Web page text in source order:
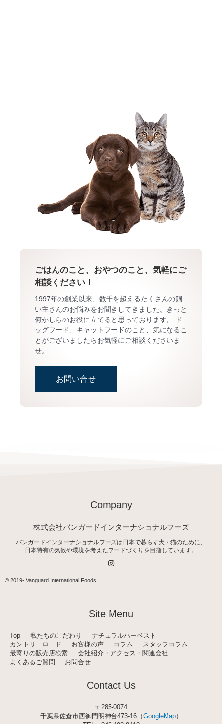
ごはんのこと、おやつのこと、気軽にご
相談ください！
1997年の創業以来、数千を超えるたくさんの飼
い主さんのお悩みをお聞きしてきました。きっと
何かしらのお役に立てると思っております。 ド
ッグフード、キャットフードのこと、気になるこ
とがございましたらお気軽にご相談くださいま
せ。
お問い合せ
Company
株式会社バンガードインターナショナルフーズ
バンガードインターナショナルフーズは日本で暮らす犬・猫のために、
日本特有の気候や環境を考えたフードづくりを目指しています。
I
n
a
m
© 2019- Vanguard International Foods
Site Menu
Top 私たちのこだわり
ナチュラルハーベスト
カントリーロード
お客様の声 コラム
スタッフコラム
最寄りの販売店検索
会社紹介・アクセス・関連会社
よくあるご質問
お問合せ
Contact Us
〒285-0074
千葉県佐倉市西御門明神台473-16（GoogleMap）